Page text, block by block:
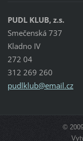
PUDL KLUB, z.s.
Smečenská 737
Kladno IV
272 04
312 269 260
pudlklub@email.cz
©